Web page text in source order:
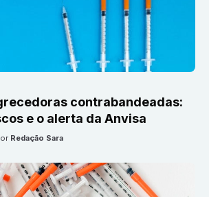
contrabandeadas:
e o alerta da Anvisa
Redação Sara